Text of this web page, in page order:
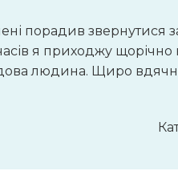
порадив звернутися
я приходжу щорічно
людина. Щиро